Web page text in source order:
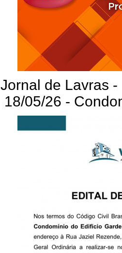
Jornal de Lavras
18/05/26 -